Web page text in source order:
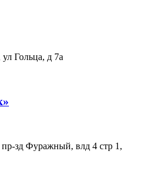
Гольца, д 7а
зд Фуражный, влд 4 стр 1,